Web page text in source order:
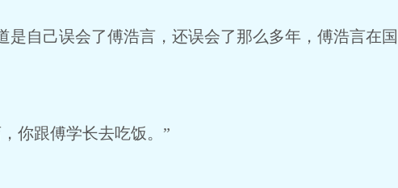
是自己误会了傅浩言，还误会了那么多年，傅浩言在
你跟傅学长去吃饭。”